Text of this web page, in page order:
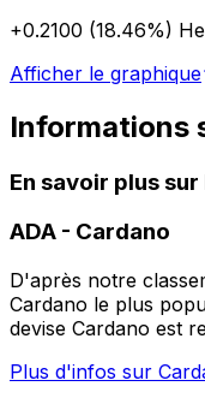
+0.2100 (18.46%)
Afficher le graphique
Informations
En savoir plus sur
ADA - Cardano
D'après notre
Cardano le plus
devise Cardano est
Plus d'infos sur